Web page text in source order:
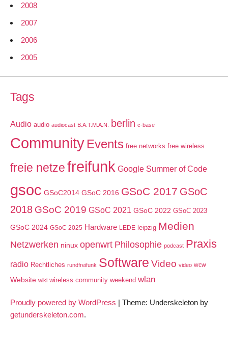
2008
2007
2006
2005
Tags
Audio audio audiocast B.A.T.M.A.N. berlin c-base
Community Events free networks free wireless
freie netzefreifunk Google Summer of Code
gsoc GSoC2014 GSoC 2016 GSoC 2017 GSoC
2018 GSoC 2019 GSoC 2021 GSoC 2022 GSoC 2023
GSoC 2024 GSoC 2025 Hardware LEDE leipzig Medien
Netzwerken ninux openwrt Philosophie podcast Praxis
radio Rechtliches rundfreifunk Software Video video wcw
Website wiki wireless community weekend wlan
Proudly powered by WordPress | Theme: Underskeleton by
getunderskeleton.com.